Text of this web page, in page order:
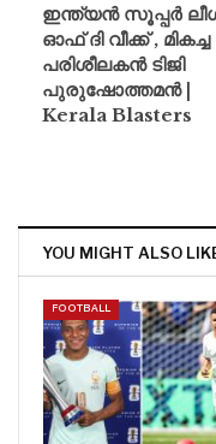
ഇന്ത്യൻ സൂപ്പർ ലീഗ്
ഓഫ് ദി വീക്ക് , മികച്ച
പരിശീലകൻ ടിജി
പുരുഷോത്തമൻ |
Kerala Blasters
YOU MIGHT ALSO
FOOTBALL